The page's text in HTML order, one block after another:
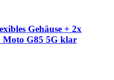
Gehäuse + 2x
G85 5G klar